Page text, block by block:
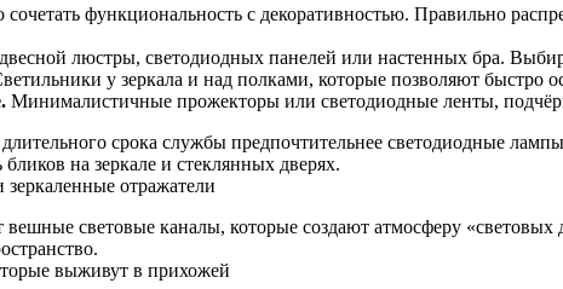
функциональность с декоративностью. Правильно
люстры, светодиодных панелей или настенных бра.
у зеркала и над полками, которые позволяют быстро
Минималистичные прожекторы или светодиодные ленты,
срока службы предпочтительнее светодиодные
на зеркале и стеклянных дверях.
отражатели
световые каналы, которые создают атмосферу
выживут в прихожей